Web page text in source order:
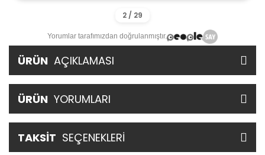
Yorumlar tarafımızdan doğrulanmıştır.
ÜRÜN AÇIKLAMASI
ÜRÜN YORUMLARI
TAKSİT SEÇENEKLERİ